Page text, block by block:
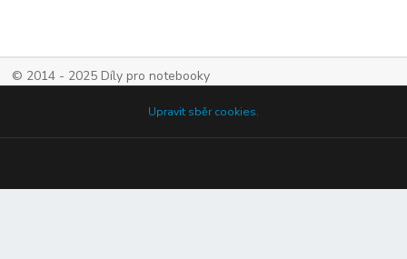
© 2014 - 2025 Díly pro notebooky
Upravit sběr cookies.